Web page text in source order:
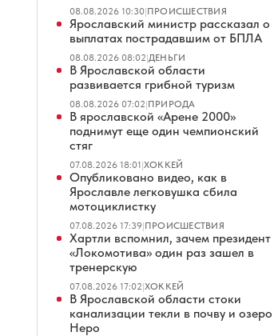
08.08.2026 10:30|ПРОИСШЕСТВИЯ
Ярославский министр рассказал о
выплатах пострадавшим от БПЛА
08.08.2026 08:02|ДЕНЬГИ
В Ярославской области
развивается грибной туризм
08.08.2026 07:02|ПРИРОДА
В ярославской «Арене 2000»
поднимут еще один чемпионский
стяг
07.08.2026 18:01|ХОККЕЙ
Опубликовано видео, как в
Ярославле легковушка сбила
мотоциклистку
07.08.2026 17:39|ПРОИСШЕСТВИЯ
Хартли вспомнил, зачем президент
«Локомотива» один раз зашел в
тренерскую
07.08.2026 17:02|ХОККЕЙ
В Ярославской области стоки
канализации текли в почву и озеро
Неро